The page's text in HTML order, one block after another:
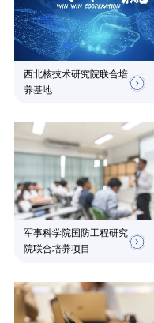
西北核技术研究院联合培
养基地
军事科学院国防工程研究
院联合培养项目